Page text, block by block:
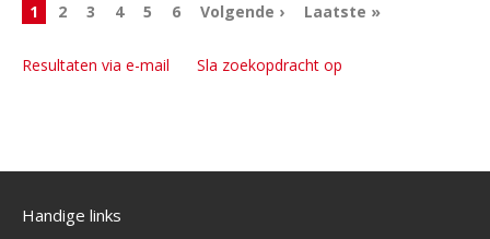
1 2 3 4 5 6 Volgende › Laatste »
Resultaten via e-mail Sla zoekopdracht op
Handige links